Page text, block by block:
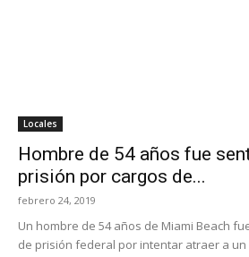
Locales
Hombre de 54 años fue
prisión por cargos de...
febrero 24, 2019
Un hombre de 54 años de Miami Beach
de prisión federal por intentar atraer a un